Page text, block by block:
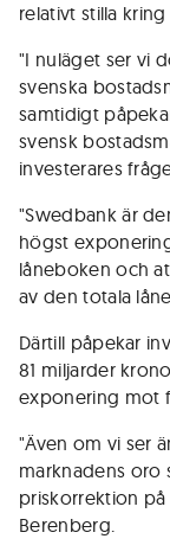
relativt stilla
"I nuläget ser vi
svenska
samtidigt
svensk
investerares
"Swedbank är
högst
låneboken och
av den totala
Därtill påpekar
81 miljarder
exponering mot
"Även om vi ser
marknadens oro
priskorrektion
Berenberg.